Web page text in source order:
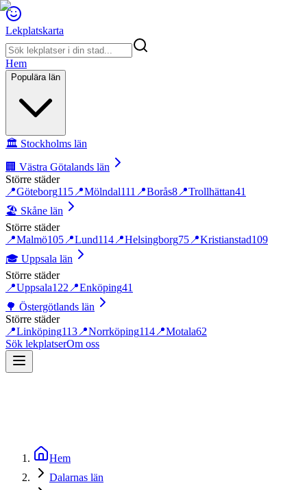
Lekplatskarta
Hem
Populära län
🏛️ Stockholms län
🏢 Västra Götalands län
Större städer
📍Göteborg115 📍Mölndal111 📍Borås8 📍Trollhättan41
🏖️ Skåne län
Större städer
📍Malmö105 📍Lund114 📍Helsingborg75 📍Kristianstad109
🎓 Uppsala län
Större städer
📍Uppsala122 📍Enköping41
🌳 Östergötlands län
Större städer
📍Linköping113 📍Norrköping114 📍Motala62
Sök lekplatserOm oss
Hem
Dalarnas län